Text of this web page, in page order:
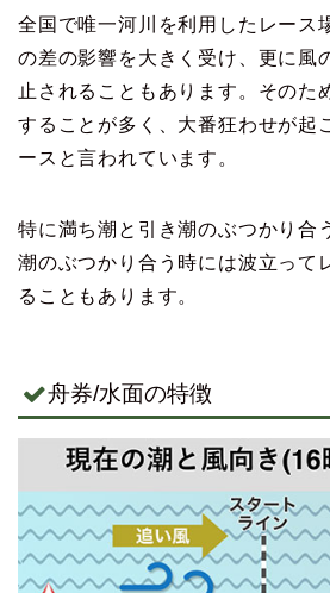
全国で唯一河川を利用したレース
の差の影響を大きく受け、更に風
止されることもあります。そのた
することが多く、大番狂わせが起
ースと言われています。
特に満ち潮と引き潮のぶつかり合
潮のぶつかり合う時には波立って
ることもあります。
舟券/水面の特徴